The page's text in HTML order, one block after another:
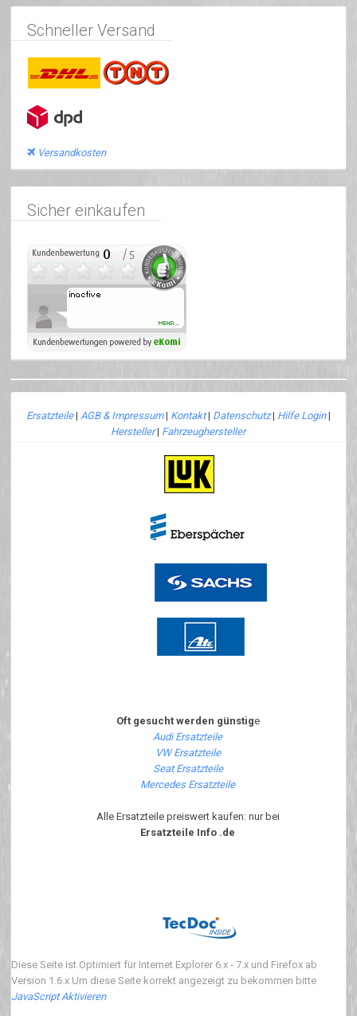
Schneller Versand
Versandkosten
Sicher einkaufen
Ersatzteile| AGB & Impressum| Kontakt| Datenschutz| Hilfe Login|
Hersteller| Fahrzeughersteller
Oft gesucht werden günstige
Audi Ersatzteile
VW Ersatzteile
Seat Ersatzteile
Mercedes Ersatzteile
Alle Ersatzteile preiswert kaufen: nur bei
Ersatzteile Info .de
Diese Seite ist Optimiert für Internet Explorer 6.x - 7.x und Firefox ab
Version 1.6.x Um diese Seite korrekt angezeigt zu bekommen bitte
JavaScript Aktivieren